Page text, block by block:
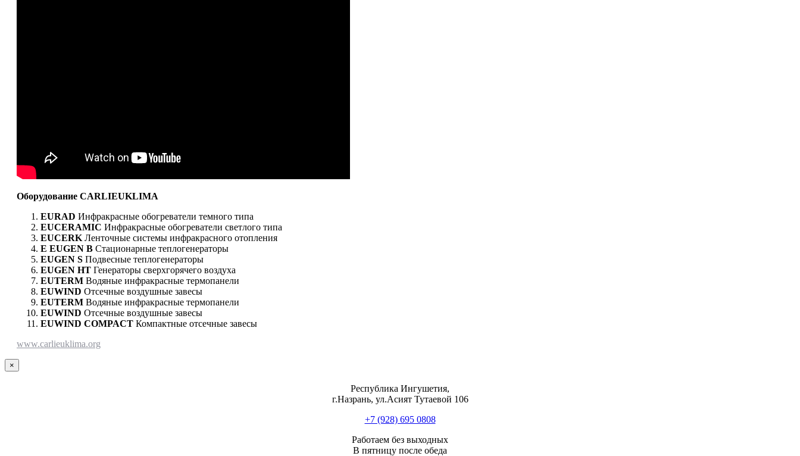
Оборудование СARLIEUKLIMA
EURAD Инфракрасные обогреватели темного типа
EUCERAMIC Инфракрасные обогреватели светлого типа
EUCERK Ленточные системы инфракрасного отопления
E EUGEN B Стационарные теплогенераторы
EUGEN S Подвесные теплогенераторы
EUGEN HT Генераторы сверхгорячего воздуха
EUTERM Водяные инфракрасные термопанели
EUWIND Отсечные воздушные завесы
EUTERM Водяные инфракрасные термопанели
EUWIND Отсечные воздушные завесы
EUWIND COMPACT Компактные отсечные завесы
www.carlieuklima.org
Close
product
×
Республика Ингушетия,
г.Назрань, ул.Асият Тутаевой 106
+7 (928) 695 0808
Работаем без выходных
В пятницу после обеда